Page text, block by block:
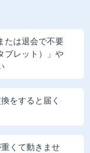
たは退会で不要
ブレット）」や
をすると届く
くて動きませ